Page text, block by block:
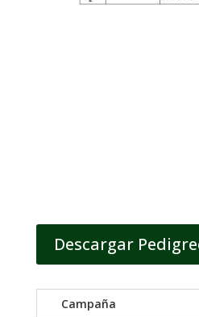
Descargar
Campaña